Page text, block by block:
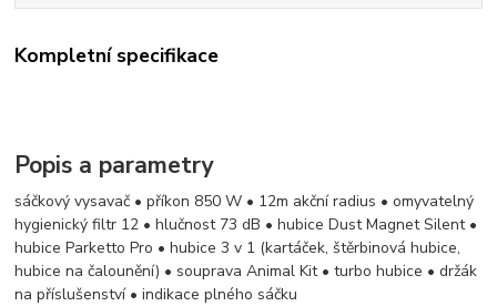
Kompletní specifikace
Popis a parametry
sáčkový vysavač • příkon 850 W • 12m akční radius • omyvatelný
hygienický filtr 12 • hlučnost 73 dB • hubice Dust Magnet Silent •
hubice Parketto Pro • hubice 3 v 1 (kartáček, štěrbinová hubice,
hubice na čalounění) • souprava Animal Kit • turbo hubice • držák
na příslušenství • indikace plného sáčku